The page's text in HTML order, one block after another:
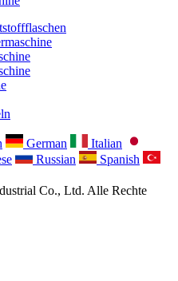
German
Italian
Russian
Spanish
Co., Ltd. Alle Rechte